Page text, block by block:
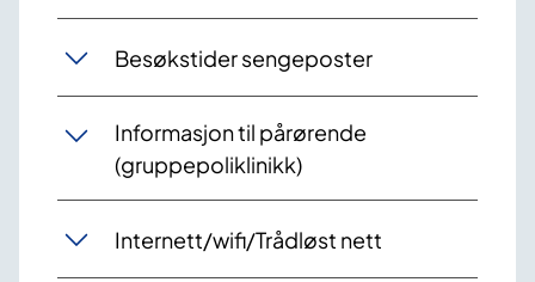
Besøkstider sengeposter
Informasjon til pårørende
(gruppepoliklinikk)
Internett/wifi/Trådløst nett